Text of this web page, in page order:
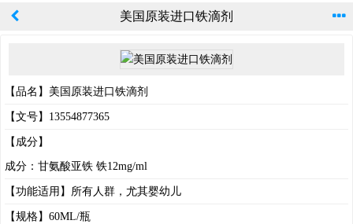
美国原装进口铁滴剂
【品名】美国原装进口铁滴剂
【文号】13554877365
【成分】
成分：甘氨酸亚铁 铁12mg/ml
【功能适用】所有人群，尤其婴幼儿
【规格】60ML/瓶